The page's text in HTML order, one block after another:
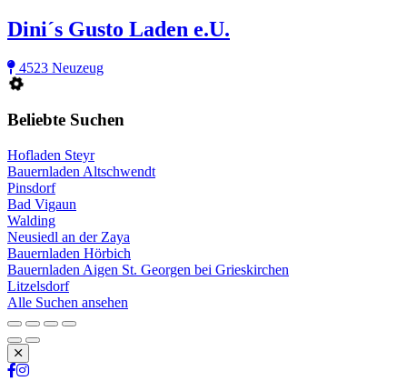
Dini´s Gusto Laden e.U.
4523 Neuzeug
Beliebte Suchen
Hofladen Steyr
Bauernladen Altschwendt
Pinsdorf
Bad Vigaun
Walding
Neusiedl an der Zaya
Bauernladen Hörbich
Bauernladen Aigen St. Georgen bei Grieskirchen
Litzelsdorf
Alle Suchen ansehen
Schließen